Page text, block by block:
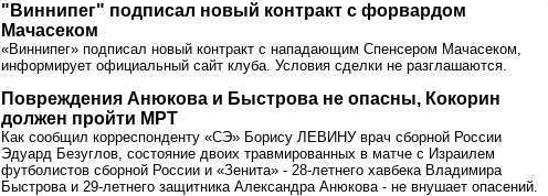
"Виннипег" подписал новый контракт с форвардом
Мачасеком
«Виннипег» подписал новый контракт с нападающим Спенсером Мачасеком,
информирует официальный сайт клуба. Условия сделки не разглашаются.
Повреждения Анюкова и Быстрова не опасны, Кокорин
должен пройти МРТ
Как сообщил корреспонденту «СЭ» Борису ЛЕВИНУ врач сборной России
Эдуард Безуглов, состояние двоих травмированных в матче с Израилем
футболистов сборной России и «Зенита» - 28-летнего хавбека Владимира
Быстрова и 29-летнего защитника Александра Анюкова - не внушает опасений.